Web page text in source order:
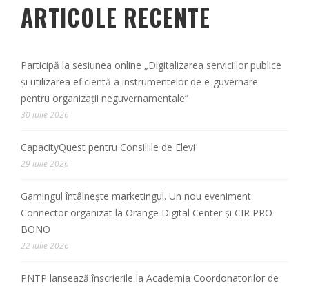
ARTICOLE RECENTE
Participă la sesiunea online „Digitalizarea serviciilor publice
și utilizarea eficientă a instrumentelor de e-guvernare
pentru organizații neguvernamentale”
30 iulie 2026
CapacityQuest pentru Consiliile de Elevi
29 iulie 2026
Gamingul întâlnește marketingul. Un nou eveniment
Connector organizat la Orange Digital Center și CIR PRO
BONO
22 iulie 2026
PNTP lansează înscrierile la Academia Coordonatorilor de